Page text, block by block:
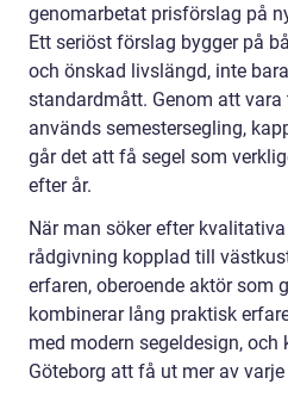
genomarbetat prisförslag på
Ett seriöst förslag bygger på
och önskad livslängd, inte
standardmått. Genom att
används semestersegling,
går det att få segel som
efter år.
När man söker efter
rådgivning kopplad till
erfaren, oberoende aktör som
kombinerar lång praktisk
med modern segeldesign, och
Göteborg att få ut mer av